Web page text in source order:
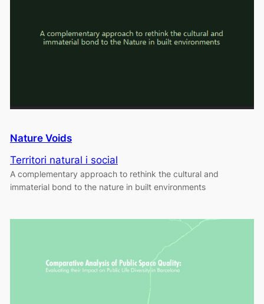
Nature Voids
Territori natural i social
A complementary approach to rethink the cultural and
immaterial bond to the nature in built environments